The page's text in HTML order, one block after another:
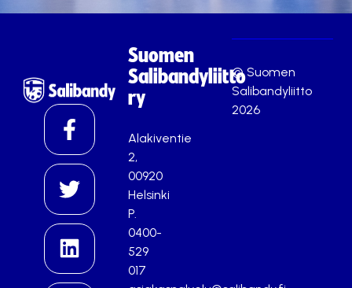
Suomen
Salibandyliitto
ry
Alakiventie
2,
00920
Helsinki
P.
0400-
529
017
© Suomen
Salibandyliitto
2026